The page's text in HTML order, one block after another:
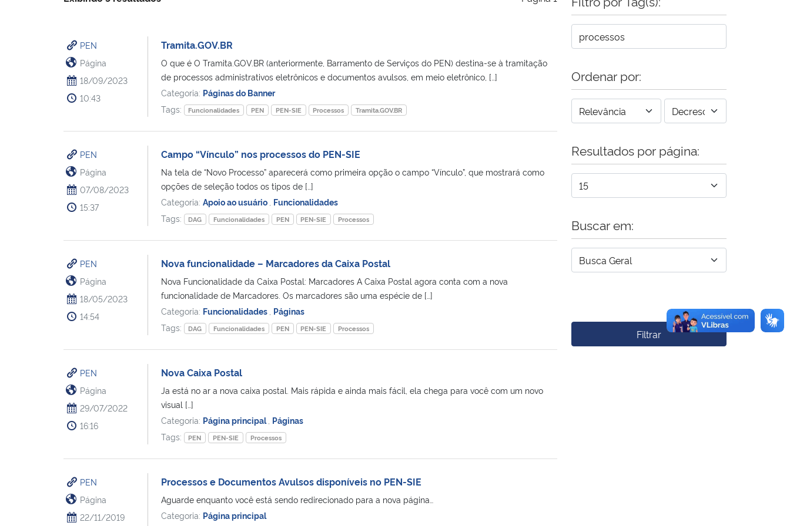
PEN
Página
18/09/2023
10:43
Tramita.GOV.BR
O que é O Tramita.GOV.BR (anteriormente, Barramento de Serviços do PEN) destina-se à tramitação
de processos administrativos eletrônicos e documentos avulsos, em meio eletrônico, […]
Categoria: Páginas do Banner
Tags:
Funcionalidades PEN PEN-SIE Processos Tramita.GOV.BR
PEN
Página
07/08/2023
15:37
Campo “Vínculo” nos processos do PEN-SIE
Na tela de “Novo Processo” aparecerá como primeira opção o campo “Vínculo”, que mostrará como
opções de seleção todos os tipos de […]
Categoria: Apoio ao usuário Funcionalidades
Tags:
DAG Funcionalidades PEN PEN-SIE Processos
PEN
Página
18/05/2023
14:54
Nova funcionalidade – Marcadores da Caixa Postal
Nova Funcionalidade da Caixa Postal: Marcadores A Caixa Postal agora conta com a nova
funcionalidade de Marcadores. Os marcadores são uma espécie de […]
Categoria: Funcionalidades Páginas
Tags:
DAG Funcionalidades PEN PEN-SIE Processos
PEN
Página
29/07/2022
16:16
Nova Caixa Postal
Ja está no ar a nova caixa postal. Mais rápida e ainda mais fácil, ela chega para você com um novo
visual […]
Categoria: Página principal
Páginas
Tags:
PEN PEN-SIE Processos
PEN
Página
22/11/2019
Processos e Documentos Avulsos disponíveis no PEN-SIE
Aguarde enquanto você está sendo redirecionado para a nova página…
Categoria: Página principal
Ordenar por:
Resultados por página:
Buscar em:
Filtrar